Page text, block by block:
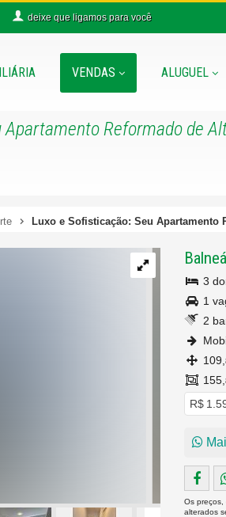
deixe que ligamos para você
VENDAS ALUGUEL
Reformado de
Luxo e Sofisticação: Seu Apartamento
3
1
2
109,
155,
R$
Os
alterados